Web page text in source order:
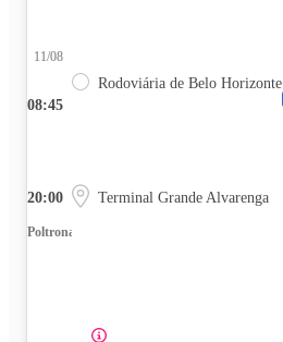
08:45
11/08
Rodoviária de Belo Horizonte
20:00 Terminal Grande Alvarenga
Poltrona